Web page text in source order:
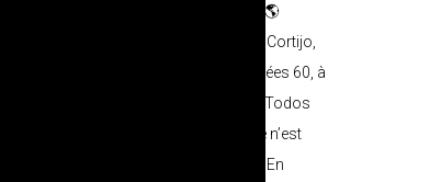
- 🇵🇷 🎤 🎺 💿 🌎
Accompagné de son fidèle ami, Rafael Cortijo,
Ismael Rivera cède, en cette fin des années 60, à
la mode du boogaloo sur l’album Con Todos
Los Hierros qui sort en 1967. Le disque n’est
publié qu’aux États-Unis et au Mexique. En